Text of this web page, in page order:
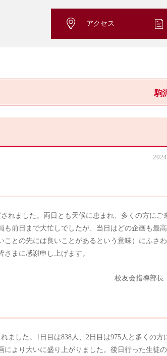
アクセス
駒
れました。両日とも天候に恵まれ、多くの方にご
前日まで大忙しでしたが、当日はどの企画も最
との先には良いことがあるという意味）にふさ
まに感謝申し上げます。
校友会指導部
ました。1日目は838人、2日目は975人と多くの方
より大いに盛り上がりました。後日行った生徒